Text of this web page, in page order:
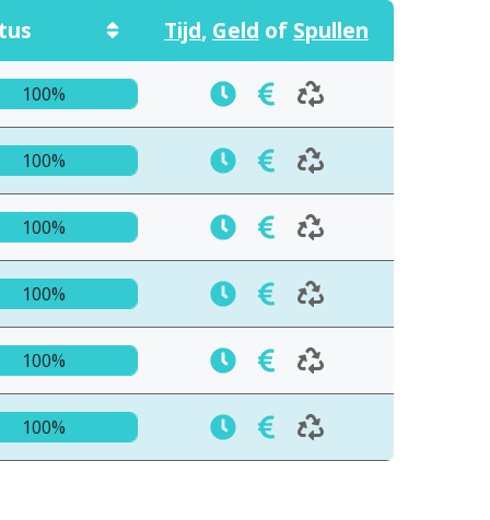
Tijd, Geld of Spullen
100%
100%
100%
100%
100%
100%